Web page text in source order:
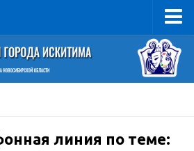
линия по теме: